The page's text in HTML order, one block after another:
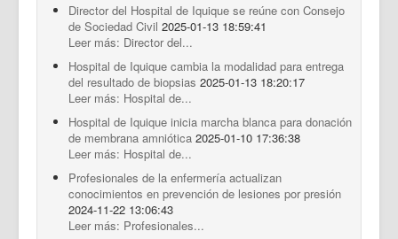
Director del Hospital de Iquique se reúne con Consejo
de Sociedad Civil 2025-01-13 18:59:41
Leer más: Director del...
Hospital de Iquique cambia la modalidad para entrega
del resultado de biopsias 2025-01-13 18:20:17
Leer más: Hospital de...
Hospital de Iquique inicia marcha blanca para donación
de membrana amniótica 2025-01-10 17:36:38
Leer más: Hospital de...
Profesionales de la enfermería actualizan
conocimientos en prevención de lesiones por presión
2024-11-22 13:06:43
Leer más: Profesionales...